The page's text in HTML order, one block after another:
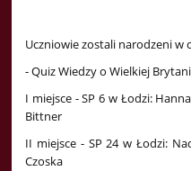
Uczniowie zostali narodzeni w
- Quiz Wiedzy o Wielkiej
I miejsce - SP 6 w Łodzi:
Bittner
II miejsce - SP 24 w Łodzi:
Czoska